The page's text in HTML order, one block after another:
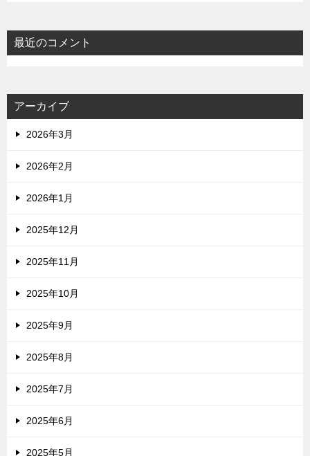
最近のコメント
アーカイブ
2026年3月
2026年2月
2026年1月
2025年12月
2025年11月
2025年10月
2025年9月
2025年8月
2025年7月
2025年6月
2025年5月